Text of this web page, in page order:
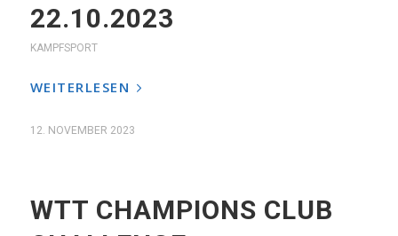
22.10.2023
KAMPFSPORT
WEITERLESEN
12. NOVEMBER 2023
WTT CHAMPIONS CLUB